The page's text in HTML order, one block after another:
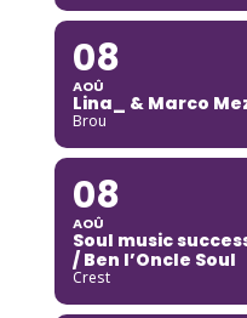
08
AOÛ
Lina_ & Marco
Brou
08
AOÛ
Soul music
/ Ben l’Oncle Soul
Crest